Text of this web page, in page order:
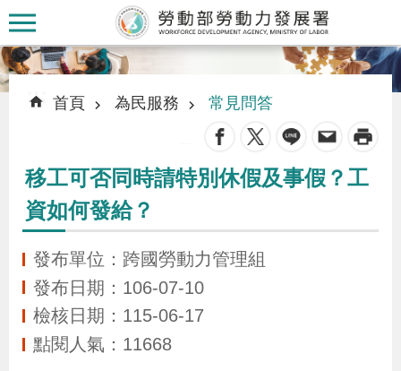
跳到主要內容區塊
認
識
署
訊
息
:::
::: 首頁 為民服務 常見問答
移工可否同時請特別休假及事假？工
資如何發給？
發布單位：跨國勞動力管理組
發布日期：106-07-10
檢核日期：115-06-17
點閱人氣：11668